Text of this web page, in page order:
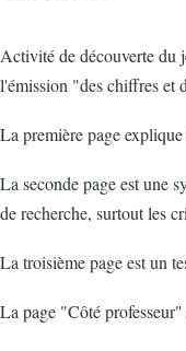
Activité de découverte du
l'émission "des chiffres et
La première page
La seconde page est une
de recherche, surtout les
La troisième page est un
La page "Côté